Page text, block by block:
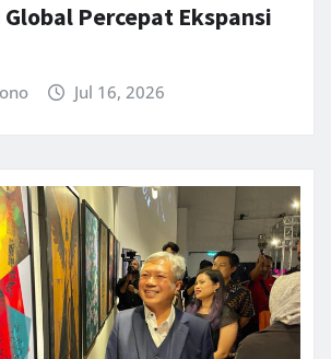
Percepat Ekspansi
Jul 16, 2026